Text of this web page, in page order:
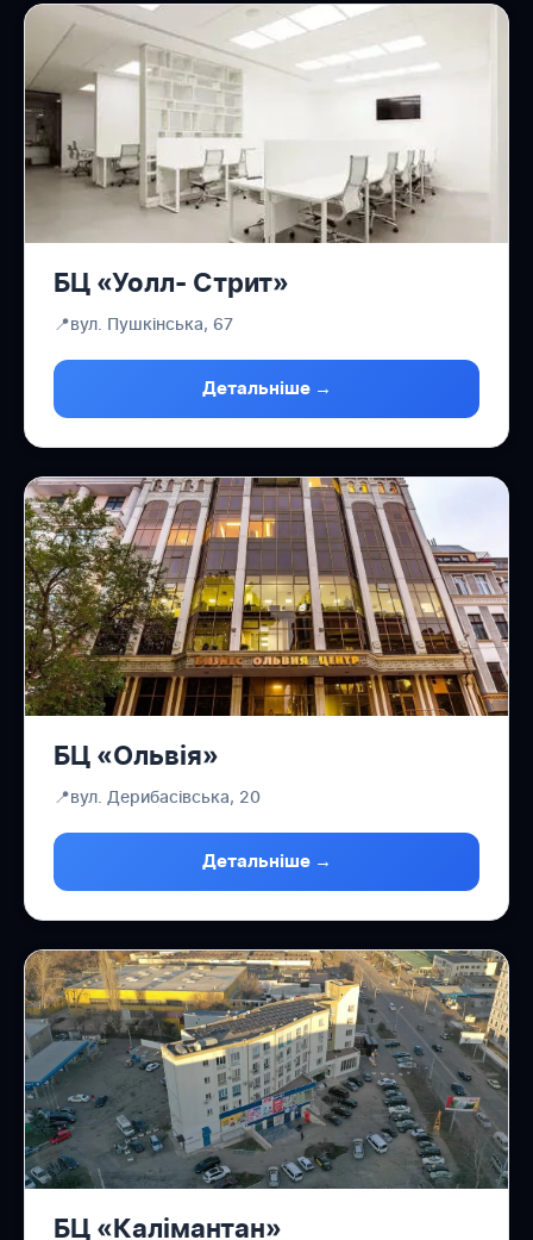
БЦ «Уолл- Стрит»
📍вул. Пушкінська, 67
Детальніше →
БЦ «Ольвія»
📍вул. Дерибасівська, 20
Детальніше →
БЦ «Калімантан»